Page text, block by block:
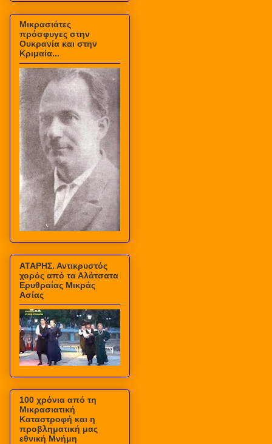
Μικρασιάτες
πρόσφυγες στην
Ουκρανία και στην
Κριμαία...
ΑΤΑΡΗΣ. Αντικρυστός
χορός από τα Αλάτσατα
Ερυθραίας Μικράς
Ασίας
100 χρόνια από τη
Μικρασιατική
Καταστροφή και η
προβληματική μας
εθνική Μνήμη